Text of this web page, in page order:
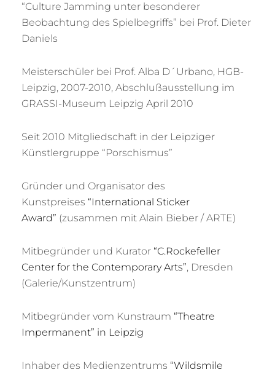
“Culture Jamming unter besonderer
Beobachtung des Spielbegriffs” bei Prof. Dieter
Daniels
Meisterschüler bei Prof. Alba D´Urbano, HGB-
Leipzig, 2007-2010, Abschlußausstellung im
GRASSI-Museum Leipzig April 2010
Seit 2010 Mitgliedschaft in der Leipziger
Künstlergruppe “Porschismus”
Gründer und Organisator des
Kunstpreises “International Sticker
Award” (zusammen mit Alain Bieber / ARTE)
Mitbegründer und Kurator “C.Rockefeller
Center for the Contemporary Arts”, Dresden
(Galerie/Kunstzentrum)
Mitbegründer vom Kunstraum “Theatre
Impermanent” in Leipzig
Inhaber des Medienzentrums “Wildsmile